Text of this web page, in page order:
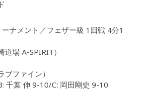
ーナメント／フェザー級 1回戦 4分1
場 A-SPIRIT）
ファイン）
千葉 伸 9-10/C: 岡田剛史 9-10